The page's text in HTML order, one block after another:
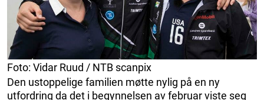
Foto: Vidar Ruud / NTB scanpix
Den ustoppelige familien møtte nylig på en ny
utfordring da det i begynnelsen av februar viste seg